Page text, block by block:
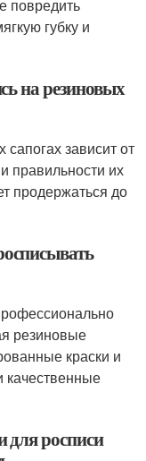
повредить
губку и
на резиновых
зависит от
правильности их
продержаться до
резиновые
краски и
качественные
для росписи